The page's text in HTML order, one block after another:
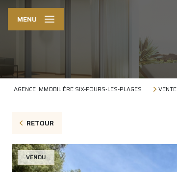
MENU
AGENCE IMMOBILIÈRE SIX-FOURS-LES-PLAGES VENTE
RETOUR
VENDU